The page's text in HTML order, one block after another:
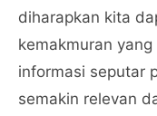
diharapkan kita
kemakmuran
informasi seputar
semakin relevan